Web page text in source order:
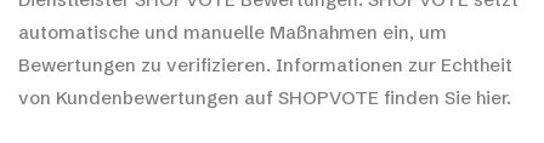
automatische und manuelle Maßnahmen ein, um
Bewertungen zu verifizieren. Informationen zur Echtheit
von Kundenbewertungen auf SHOPVOTE finden Sie hier.